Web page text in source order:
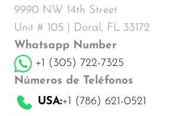
9990 NW 14th Street
Unit # 105 | Doral, FL 33172
Whatsapp Number
+1 (305) 722-7325
Números de Teléfonos
USA:+1 (786) 621-0521